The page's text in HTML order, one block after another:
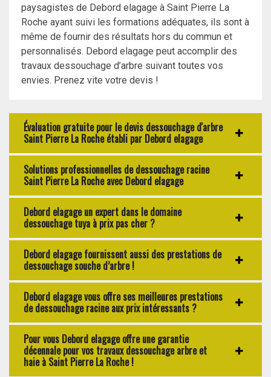
paysagistes de Debord elagage à Saint Pierre La
Roche ayant suivi les formations adéquates, ils sont à
même de fournir des résultats hors du commun et
personnalisés. Debord elagage peut accomplir des
travaux dessouchage d’arbre suivant toutes vos
envies. Prenez vite votre devis !
Évaluation gratuite pour le devis dessouchage d'arbre
Saint Pierre La Roche établi par Debord elagage
Solutions professionnelles de dessouchage racine
Saint Pierre La Roche avec Debord elagage
Debord elagage un expert dans le domaine
dessouchage tuya à prix pas cher ?
Debord elagage fournissent aussi des prestations de
dessouchage souche d’arbre !
Debord elagage vous offre ses meilleures prestations
de dessouchage racine aux prix intéressants ?
Pour vous Debord elagage offre une garantie
décennale pour vos travaux dessouchage arbre et
haie à Saint Pierre La Roche !